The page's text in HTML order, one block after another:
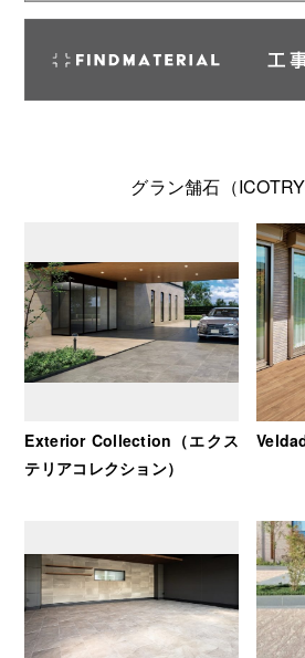
グラン舗石（
Exterior Collection（エクス
テリアコレクション）